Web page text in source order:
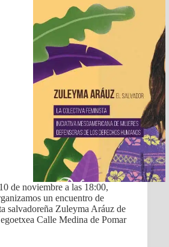
de noviembre a las 18:00,
un encuentro de
salvadoreña Zuleyma Aráuz de
Calle Medina de Pomar